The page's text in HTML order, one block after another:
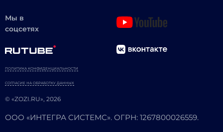
Мы в
соцсетях
© «ZOZI.RU», 2026
ПОЛИТИКА КОНФИДЕНЦИАЛЬНОСТИ
СОГЛАСИЕ НА ОБРАБОТКУ ДАННЫХ
ООО «ИНТЕГРА СИСТЕМС». ОГРН: 1267800026559.